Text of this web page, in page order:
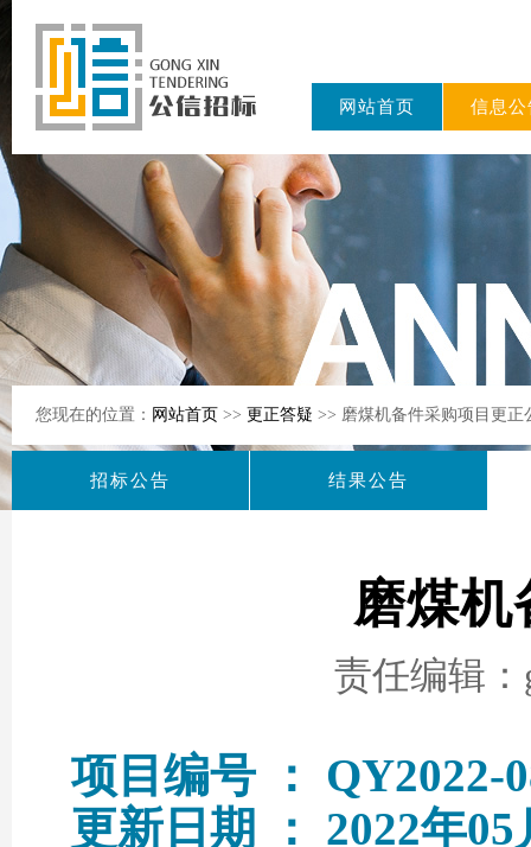
东公信招标
有限公司
网站首页 信息公
您现在的位置： 网站首页 >> 更正答疑 >> 磨煤机备件采购项目更正
招标公告 结果公告
磨煤机
责任编辑
项目编号 ： QY2022-
更新日期 ： 2022年05